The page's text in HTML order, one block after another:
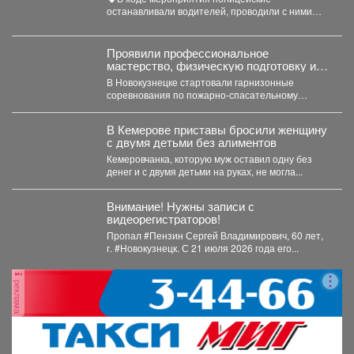
останавливали водителей, проводили с ними
Проявили профессиональное
мастерство, физическую подготовку и
командный дух.
В Новокузнецке стартовали гарнизонные
соревнования по пожарно-спасательному
В Кемерове приставы бросили женщину
с двумя детьми без алиментов
Кемеровчанка, которую муж оставил одну без
денег и с двумя детьми на руках, не могла...
Внимание! Нужны записи с
видеорегистраторов!
Пропал #Пензин Сергей Владимирович, 60 лет,
г. #Новокузнецк. С 21 июля 2026 года его...
реклама